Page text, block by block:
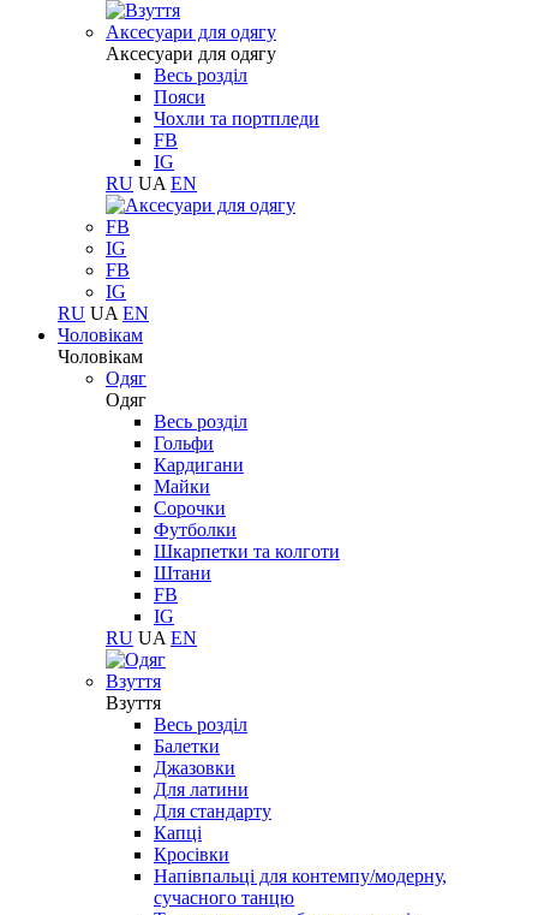
Aксесуари для одягу
Aксесуари для одягу
Весь розділ
Пояси
Чохли та портпледи
FB
IG
RU UA EN
FB
IG
FB
IG
RU UA EN
Чоловікам
Чоловікам
Одяг
Одяг
Весь розділ
Гольфи
Кардигани
Майки
Сорочки
Футболки
Шкарпетки та колготи
Штани
FB
IG
RU UA EN
Взуття
Взуття
Весь розділ
Балетки
Джазовки
Для латини
Для стандарту
Капці
Кросівки
Напівпальці для контемпу/модерну,
сучасного танцю